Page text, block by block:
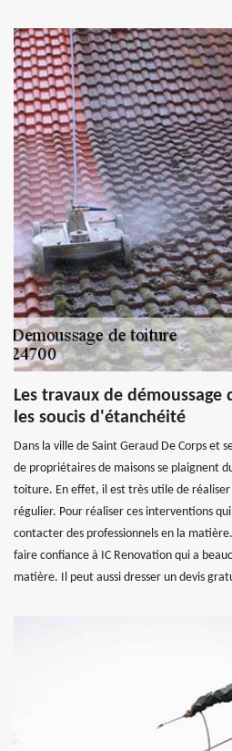
Les travaux de
les soucis d'étanchéité
Dans la ville de Saint Geraud De Corps et
de propriétaires de maisons se plaignent
toiture. En effet, il est très utile de réaliser
régulier. Pour réaliser ces interventions
contacter des professionnels en la
faire confiance à IC Renovation qui a
matière. Il peut aussi dresser un devis